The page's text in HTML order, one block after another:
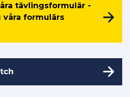
tävlingsformulär -
våra formulärs